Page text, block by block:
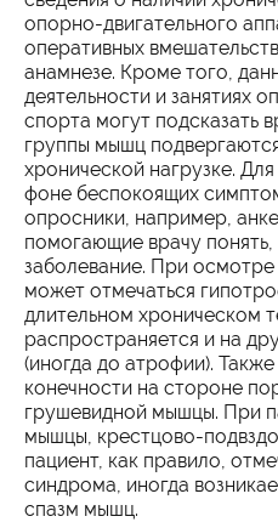
опорно-двигательного
оперативных
анамнезе. Кроме того,
деятельности и занятиях
спорта могут подсказать
группы мышц
хронической нагрузке.
фоне беспокоящих
опросники, например,
помогающие врачу понять,
заболевание. При
может отмечаться
длительном хроническом
распространяется и на
(иногда до атрофии).
конечности на стороне
грушевидной мышцы. При
мышцы, крестцово-
пациент, как правило,
синдрома, иногда
спазм мышц.